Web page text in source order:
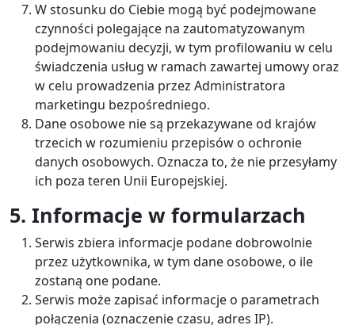
W stosunku do Ciebie mogą być podejmowane
czynności polegające na zautomatyzowanym
podejmowaniu decyzji, w tym profilowaniu w celu
świadczenia usług w ramach zawartej umowy oraz
w celu prowadzenia przez Administratora
marketingu bezpośredniego.
Dane osobowe nie są przekazywane od krajów
trzecich w rozumieniu przepisów o ochronie
danych osobowych. Oznacza to, że nie przesyłamy
ich poza teren Unii Europejskiej.
5. Informacje w formularzach
Serwis zbiera informacje podane dobrowolnie
przez użytkownika, w tym dane osobowe, o ile
zostaną one podane.
Serwis może zapisać informacje o parametrach
połączenia (oznaczenie czasu, adres IP).